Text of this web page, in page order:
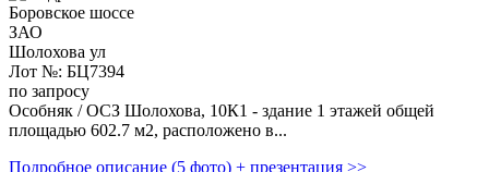
Боровское шоссе
ЗАО
Шолохова ул
Лот №: БЦ7394
по запросу
Особняк / ОСЗ Шолохова, 10К1 - здание 1 этажей общей
площадью 602.7 м2, расположено в...
Подробное описание (5 фото) + презентация >>